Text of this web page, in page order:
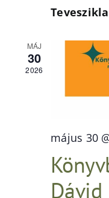
MÁJ
30
2026
május 30
Dávid